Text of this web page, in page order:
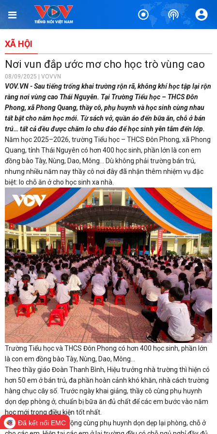
XÃ HỘI
Nơi vun đắp ước mơ cho học trò vùng cao
08/09/2025 | VOVVN
VOV.VN - Sau tiếng trống khai trường rộn rã, không khí học tập lại rộn
ràng nơi vùng cao Thái Nguyên. Tại Trường Tiểu học – THCS Đôn
Phong, xã Phong Quang, thầy cô, phụ huynh và học sinh cùng nhau
tất bật cho năm học mới. Từ sách vở, quần áo đến bữa ăn, chỗ ở bán
trú… tất cả đều được chăm lo chu đáo để học sinh yên tâm đến lớp.
Năm học 2025–2026, trường Tiểu học – THCS Đôn Phong, xã Phong
Quang, tỉnh Thái Nguyên có hơn 400 học sinh, phần lớn là con em
đồng bào Tày, Nùng, Dao, Mông… Dù không phải trường bán trú,
nhưng nhiều năm nay thầy cô nơi đây đã nhận thêm nhiệm vụ đặc
biệt: lo chỗ ăn ở cho học sinh xa nhà.
Trường Tiểu học và THCS Đôn Phong có hơn 400 học sinh, phần lớn
là con em đồng bào Tày, Nùng, Dao, Mông…
Theo thầy giáo Đoàn Thanh Bình, Hiệu trưởng nhà trường thì hiện có
hơn 50 em ở bán trú, đa phần hoàn cảnh khó khăn, nhà cách trường
hàng chục cây số. Trước ngày khai giảng, thầy cô cùng phụ huynh
dọn dẹp phòng ở, chuẩn bị bữa ăn đủ chất để các em bước vào năm
học mới trong điều kiện tốt nhất.
“Nhà trường đã huy động cùng phụ huynh dọn dẹp lại phòng, chỗ ở
Đã kết nối EMC